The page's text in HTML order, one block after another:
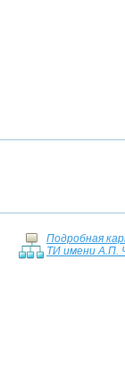
Подробная
ТИ имени А.П.